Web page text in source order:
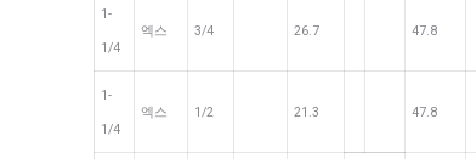
1-
1/4
엑스 3/4 26.7 47.8
1-
1/4
엑스 1/2 21.3 47.8